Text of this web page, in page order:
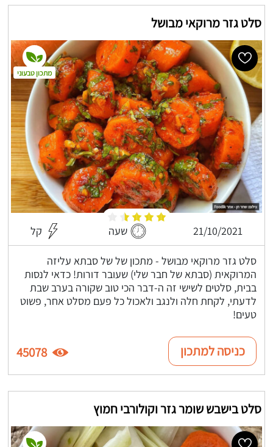
סלט גזר מרוקאי מבושל
21/10/2021 שעה קל
סלט גזר מרוקאי מבושל - מתכון של של סבתא עליזה
המרוקאית (סבתא של חבר שלי) שעובר דורות! כדאי לנסות
בבית, סלטים לשישי זה ה-דבר הכי טוב שקורה בערב שבת
לדעתי, לקחת חלה ולנגב ולאכול כל פעם מסלט אחר, פשוט
טעים!
מתכון טבעוני
כניסה למתכון 45078
סלט בישבש שומר גזר וקולורבי חמוץ